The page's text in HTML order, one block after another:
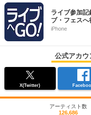
ライブ参加記
ブ・フェスへ
iPhone
公式アカウ
X(Twitter)
アーティスト数
126,686